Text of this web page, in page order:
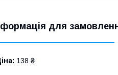
для
138 ₴